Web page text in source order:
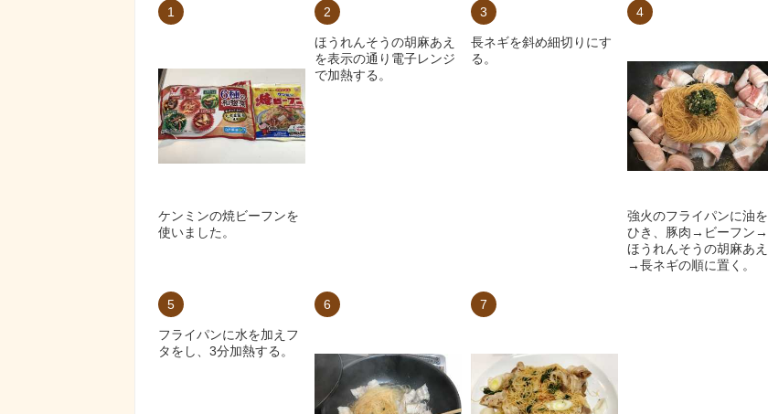
1
ケンミンの焼ビーフンを
使いました。
2
ほうれんそうの胡麻あえ
を表示の通り電子レンジ
で加熱する。
3
長ネギを斜め細切りにす
る。
4
強火のフライパンに油を
ひき、豚肉→ビーフン→
ほうれんそうの胡麻あえ
→長ネギの順に置く。
5
フライパンに水を加えフ
タをし、3分加熱する。
6 7